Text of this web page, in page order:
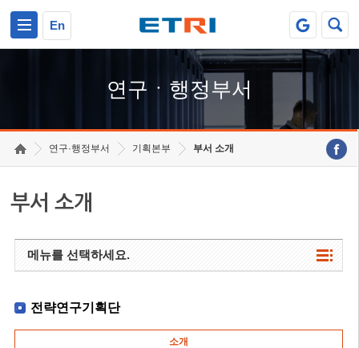
En
연구ㆍ행정부서
연구·행정부서 기획본부 부서 소개
부서 소개
메뉴를 선택하세요.
전략연구기획단
소개